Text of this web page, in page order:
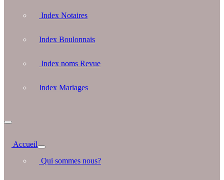
Index Notaires
Index Boulonnais
Index noms Revue
Index Mariages
Accueil
Qui sommes nous?